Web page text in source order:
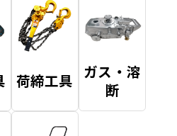
荷締工具 ガス・溶
断